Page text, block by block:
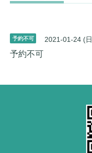
予約不可 2021-01-24 (
予約不可